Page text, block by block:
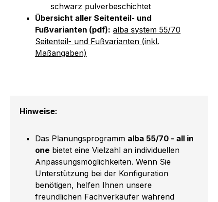
schwarz pulverbeschichtet
Übersicht aller Seitenteil- und
Fußvarianten (pdf): alba system 55/70
Seitenteil- und Fußvarianten (inkl.
Maßangaben)
Hinweise:
Das Planungsprogramm alba 55/70 - all in
one bietet eine Vielzahl an individuellen
Anpassungsmöglichkeiten. Wenn Sie
Unterstützung bei der Konfiguration
benötigen, helfen Ihnen unsere
freundlichen Fachverkäufer während